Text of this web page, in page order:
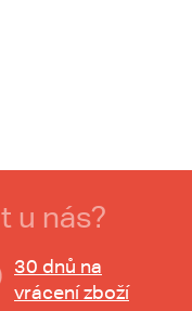
u nás?
30 dnů na
vrácení zboží